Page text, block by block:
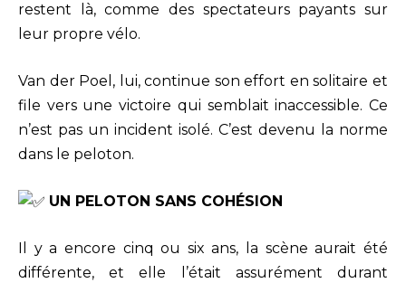
restent là, comme des spectateurs payants sur
leur propre vélo.
Van der Poel, lui, continue son effort en solitaire et
file vers une victoire qui semblait inaccessible. Ce
n’est pas un incident isolé. C’est devenu la norme
dans le peloton.
UN PELOTON SANS COHÉSION
Il y a encore cinq ou six ans, la scène aurait été
différente, et elle l’était assurément durant